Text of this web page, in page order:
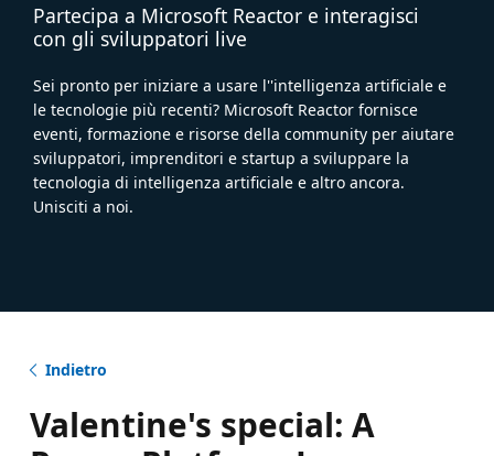
Partecipa a Microsoft Reactor e interagisci
con gli sviluppatori live
Sei pronto per iniziare a usare l''intelligenza artificiale e
le tecnologie più recenti? Microsoft Reactor fornisce
eventi, formazione e risorse della community per aiutare
sviluppatori, imprenditori e startup a sviluppare la
tecnologia di intelligenza artificiale e altro ancora.
Unisciti a noi.
Indietro
Valentine's special: A